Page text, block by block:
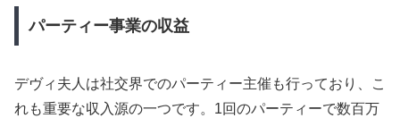
パーティー事業の収益
デヴィ夫人は社交界でのパーティー主催も行っており、こ
れも重要な収入源の一つです。1回のパーティーで数百万